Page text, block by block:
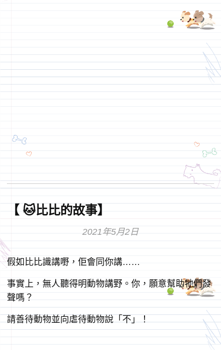
【 🐱比比的故事】
2021年5月2日
假如比比識講嘢，佢會同你講……
事實上，無人聽得明動物講野。你，願意幫助牠們發
聲嗎？
請善待動物並向虐待動物說「不」！